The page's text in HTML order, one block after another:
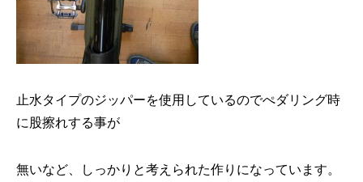
止水タイプのジッパーを使用しているのでぺダリング時
に股擦れする事が
無いなど、しっかりと考えられた作りになっています。